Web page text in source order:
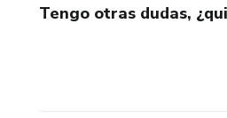
Tengo otras dudas,